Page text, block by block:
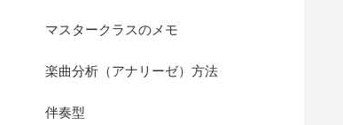
マスタークラスのメモ
楽曲分析（アナリーゼ）方法
伴奏型